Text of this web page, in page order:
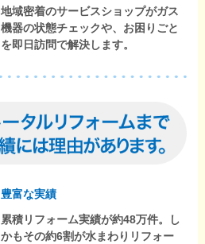
地域密着のサービスショップがガス
機器の状態チェックや、お困りごと
を即日訪問で解決します。
豊富な実績
累積リフォーム実績が約48万件。し
かもその約6割が水まわりリフォー